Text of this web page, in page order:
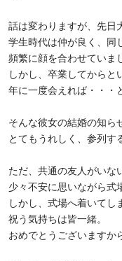
話は変わりますが、先日
学生時代は仲が良く、同
頻繁に顔を合わせていま
しかし、卒業してからと
年に一度会えれば・・・
そんな彼女の結婚の知ら
とてもうれしく、参列す
ただ、共通の友人がいな
少々不安に思いながら式
しかし、式場へ着いてし
祝う気持ちは皆一緒。
おめでとうございますか